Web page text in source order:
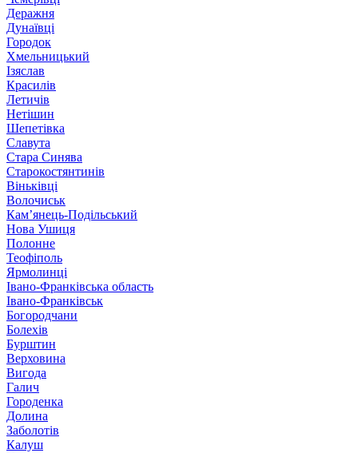
Деражня
Дунаївці
Городок
Хмельницький
Ізяслав
Красилів
Летичів
Нетішин
Шепетівка
Славута
Стара Синява
Старокостянтинів
Віньківці
Волочиськ
Кам’янець-Подільський
Нова Ушиця
Полонне
Теофіполь
Ярмолинці
Івано-Франківська область
Івано-Франківськ
Богородчани
Болехів
Бурштин
Верховина
Вигода
Галич
Городенка
Долина
Заболотів
Калуш